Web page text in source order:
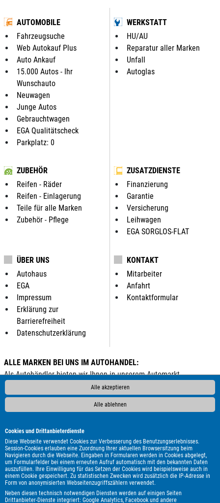
Alle akzeptieren
Alle ablehnen
Cookies und Drittanbieterdienste
Diese Webseite verwendet Cookies zur Verbesserung des Benutzungserlebnisses.
Session-Cookies erlauben eine Zuordnung Ihrer aktuellen Browsersitzung beim
Navigieren durch die Webseite. Eingaben in Formularen werden in Cookies abgelegt,
um Formularfelder bei einem erneuten Aufruf automatisch mit den bekannten Daten
auszufüllen. Ihre Einwilligung für das Setzen der Cookies wird beispielsweise auch in
einem Cookie gespeichert. Zu statistischen Zwecken wird zusätzlich die IP-Adresse in
Form von anonymisierten Webseitenzugriffszählern verwendet.
Neben diesen technisch notwendigen Diensten werden auf einigen Seiten
Drittanbieter-Dienste integriert: Google Analytics, Facebook und andere
AUTOMOBILE
Fahrzeugsuche
Web Autokauf Plus
Auto Ankauf
15.000 Autos - Ihr
Wunschauto
Neuwagen
Junge Autos
Gebrauchtwagen
EGA Qualitätscheck
Parkplatz: 0
WERKSTATT
HU/AU
Reparatur aller Marken
Unfall
Autoglas
ZUBEHÖR
Reifen - Räder
Reifen - Einlagerung
Teile für alle Marken
Zubehör - Pflege
ZUSATZDIENSTE
Finanzierung
Garantie
Versicherung
Leihwagen
EGA SORGLOS-FLAT
ÜBER UNS
Autohaus
EGA
Impressum
Erklärung zur
Barrierefreiheit
Datenschutzerklärung
KONTAKT
Mitarbeiter
Anfahrt
Kontaktformular
ALLE MARKEN BEI UNS IM AUTOHANDEL:
Als Autohändler bieten wir Ihnen in unserem Automarkt
Gebrauchtwagen, Jahreswagen und Neuwagen folgender
Automarken an:
Bentley
Borgward
Chausson
Chevrolet Citroën Corvette Cupra
DAF
DFSK
DS Automobiles Dacia Dodge Etrusco
Fiat
Ford
GWM Genesis Honda Hyundai Isuzu
Itineo
Iveco
Jaguar Jeep KGM Kia Knaus Lada
Land
Rover
Lexus MAN MF MG MINI Malibu
Maxus
Mazda Mercedes-Benz Mitsubishi Mooveo